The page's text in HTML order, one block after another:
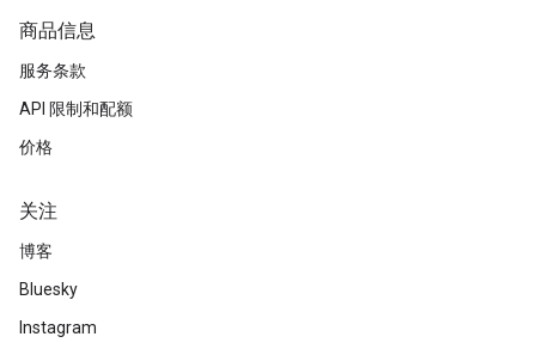
商品信息
服务条款
API 限制和配额
价格
关注
博客
Bluesky
Instagram